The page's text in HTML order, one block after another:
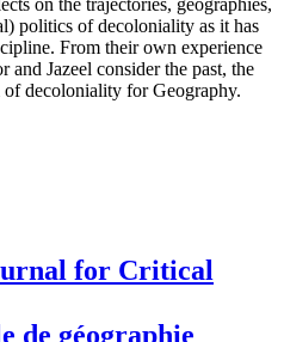
on the trajectories, geographies,
politics of decoloniality as it has
From their own experience
and Jazeel consider the past, the
of decoloniality for Geography.
for Critical
de géographie